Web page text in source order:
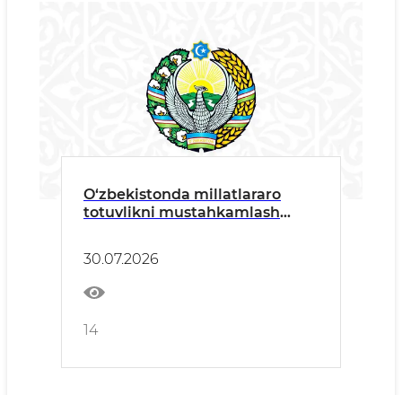
O‘zbekistonda millatlararo
totuvlikni mustahkamlash
30.07.2026
14